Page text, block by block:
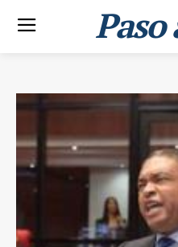
Paso